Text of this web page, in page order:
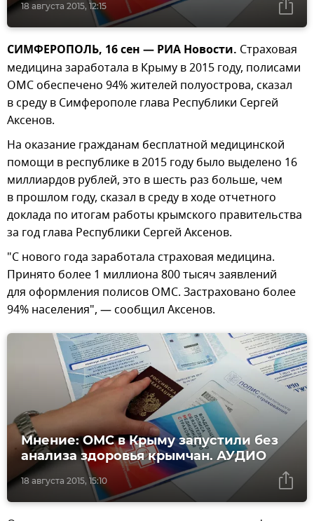
18 августа 2015, 12:15
СИМФЕРОПОЛЬ, 16 сен — РИА Новости. Страховая
медицина заработала в Крыму в 2015 году, полисами
ОМС обеспечено 94% жителей полуострова, сказал
в среду в Симферополе глава Республики Сергей
Аксенов.
На оказание гражданам бесплатной медицинской
помощи в республике в 2015 году было выделено 16
миллиардов рублей, это в шесть раз больше, чем
в прошлом году, сказал в среду в ходе отчетного
доклада по итогам работы крымского правительства
за год глава Республики Сергей Аксенов.
"С нового года заработала страховая медицина.
Принято более 1 миллиона 800 тысяч заявлений
для оформления полисов ОМС. Застраховано более
94% населения", — сообщил Аксенов.
18 августа 2015, 15:10
Мнение: ОМС в Крыму запустили без
анализа здоровья крымчан. АУДИО